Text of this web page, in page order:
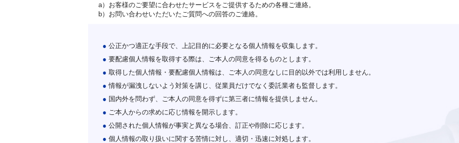
a）お客様のご要望に合わせたサービスをご提供するための各種ご連絡。
b）お問い合わせいただいたご質問への回答のご連絡。
● 公正かつ適正な手段で、上記目的に必要となる個人情報を収集します。
● 要配慮個人情報を取得する際は、ご本人の同意を得るものとします。
● 取得した個人情報・要配慮個人情報は、ご本人の同意なしに目的以外では利用しません。
● 情報が漏洩しないよう対策を講じ、従業員だけでなく委託業者も監督します。
● 国内外を問わず、ご本人の同意を得ずに第三者に情報を提供しません。
● ご本人からの求めに応じ情報を開示します。
● 公開された個人情報が事実と異なる場合、訂正や削除に応じます。
● 個人情報の取り扱いに関する苦情に対し、適切・迅速に対処します。